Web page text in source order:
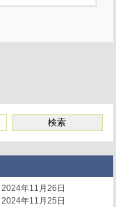
2024年11月26日
2024年11月25日